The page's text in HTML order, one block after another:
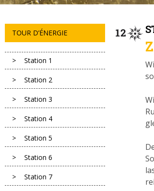
TOUR D’ÉNERGIE
Station 1
Station 2
Station 3
Station 4
Station 5
Station 6
Station 7